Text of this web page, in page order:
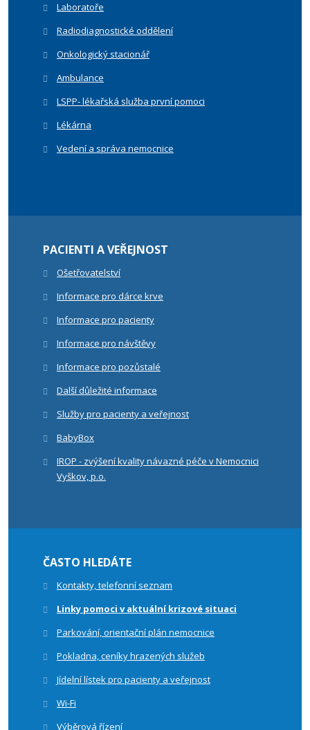
Laboratoře
Radiodiagnostické oddělení
Onkologický stacionář
Ambulance
LSPP- lékařská služba první pomoci
Lékárna
Vedení a správa nemocnice
PACIENTI A VEŘEJNOST
Ošetřovatelství
Informace pro dárce krve
Informace pro pacienty
Informace pro návštěvy
Informace pro pozůstalé
Další důležité informace
Služby pro pacienty a veřejnost
BabyBox
IROP - zvýšení kvality návazné péče v Nemocnici
Vyškov, p.o.
ČASTO HLEDÁTE
Kontakty, telefonní seznam
Linky pomoci v aktuální krizové situaci
Parkování, orientační plán nemocnice
Pokladna, ceníky hrazených služeb
Jídelní lístek pro pacienty a veřejnost
Wi-Fi
Výběrová řízení